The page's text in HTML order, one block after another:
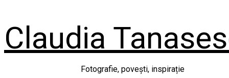
content
Claudia
Fotografie, povești, inspirație